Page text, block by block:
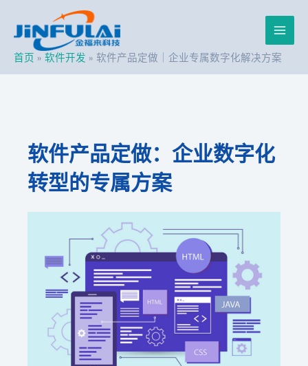
Main
首页 软件开发 软件产品定做｜企业专属数字化解决方案
软件产品定做：企业数字化
转型的专属方案
navigation